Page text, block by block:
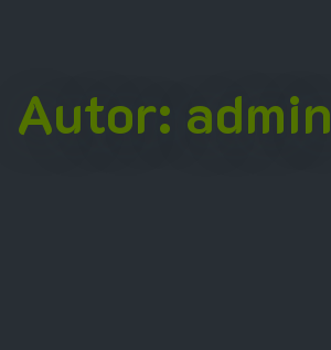
Autor: admin